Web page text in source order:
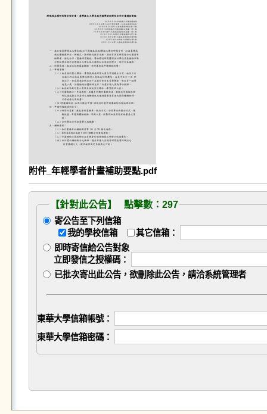
附件_年輕學者計畫補助要點.pdf
【針對此公告】 點擊數：297
寄公告至下列信箱
我的學校信箱
其它信箱：
即時寄信給公告對象
立即發信之授權碼：
已批次寄出此公告，欲刪除此公告，請洽系統管理者
東華大學信箱帳號：
東華大學信箱密碼：